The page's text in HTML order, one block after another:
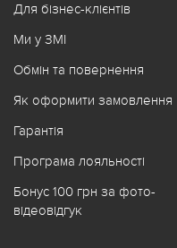
Для бізнес-клієнтів
Ми у ЗМІ
Обмін та повернення
Як оформити замовлення
Гарантія
Програма лояльності
Бонус 100 грн за фото-
відеовідгук